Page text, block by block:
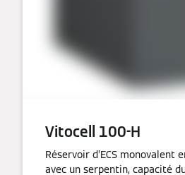
Vitocell 100-H
Réservoir d’ECS monovalent
avec un serpentin, capacité